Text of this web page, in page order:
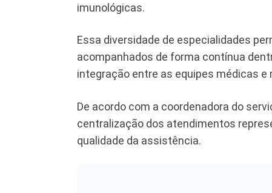
imunológicas.
Essa diversidade de especialidades
acompanhados de forma contínua
integração entre as equipes médicas
De acordo com a coordenadora do
centralização dos atendimentos
qualidade da assistência.